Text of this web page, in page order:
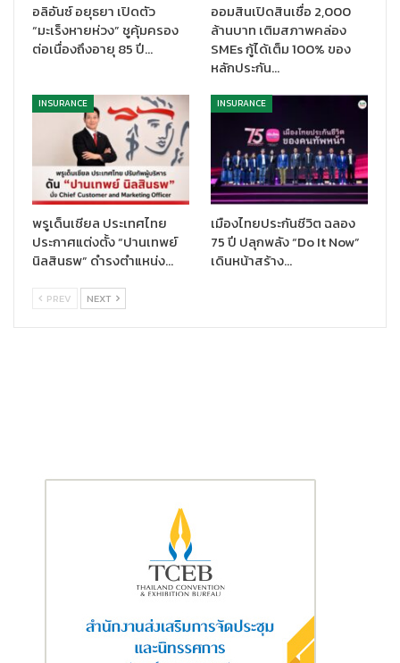
งาน Run to Remember 2024 เป็นงานวิ่งที่นอกจากจะเสริมสร้าง
สุขภาพกายที่แข็งแรงให้กับผู้เข้าร่วมกิจกรรมแล้ว ยังสร้างความสุขใจ
ของการเป็นผู้ให้ด้วยการช่วยเหลือเด็กด้อยโอกาส ให้ได้มีที่อยู่อาศัย
อาหารที่ถูกสุขอนามัย และมีโอกาสทางการศึกษา ซึ่งล้วนเป็นพื้นฐาน
สำคัญในการสร้างคุณภาพชีวิตที่ดีของเยาวชนในอนาคตอีกด้วย
งาน Run to Remember 2024 จะจัดขึ้นใน 2 รูปแบบ คือ
Running Activity: วันที่ 15 ธันวาคม 2567 ณ สวนจตุจักร
กทม. โดยวิ่งระยะ 3 กิโลเมตร (Fun Run) และ 9 กิโลเมตร (Mini
ยโสธร ถึงจุดสิ้นสุด ณ บ้านธารน้ำใจ จังหวัดพังงา ในวันที่ 26
ธันวาคม ซึ่งตรงกับวันที่เกิดเหตุการณ์สึนามิขึ้นในประเทศไทย
“ไทยประกันชีวิต เชื่อมั่นว่าความร่วมมือ และการสนับสนุนของพันธมิตร
จากทุกภาคส่วน รวมถึงการสนับสนุนจากผู้เข้าร่วมกิจกรรม จะเป็นพลัง
ที่ช่วยส่งต่อรอยยิ้มให้กับเด็กๆ ที่อยู่ในการดูแลของมูลนิธิฯ และ
ไทย สำเร็จลุล่วงตามวัตถุประสงค์ และอยากเชิญชวนให้ผู้ที่รักการวิ่งทุก
ท่าน สมัครเข้าร่วมกิจกรรม เพื่อเป็นส่วนหนึ่งในการส่งมอบทางเลือก
อลิอันซ์ อยุธยา เปิดตัว
“มะเร็งหายห่วง” ชูคุ้มครอง
ต่อเนื่องถึงอายุ 85 ปี…
ออมสินเปิดสินเชื่อ 2,000
ล้านบาท เติมสภาพคล่อง
SMEs กู้ได้เต็ม 100% ของ
หลักประกัน…
INSURANCE
พรูเด็นเชียล ประเทศไทย
ประกาศแต่งตั้ง “ปานเทพย์
นิลสินธพ” ดำรงตำแหน่ง…
INSURANCE
เมืองไทยประกันชีวิต ฉลอง
75 ปี ปลุกพลัง “Do It Now”
เดินหน้าสร้าง…
PREV NEXT